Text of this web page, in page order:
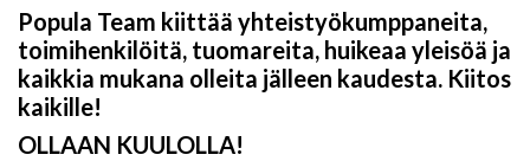
Popula Team kiittää yhteistyökumppaneita,
toimihenkilöitä, tuomareita, huikeaa yleisöä ja
kaikkia mukana olleita jälleen kaudesta. Kiitos
kaikille!
OLLAAN KUULOLLA!